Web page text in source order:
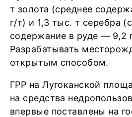
т золота (среднее
г/т) и 1,3 тыс. т серебра
содержание в руде — 9,2
Разрабатывать
открытым способом.
ГРР на Лугоканской
на средства
впервые поставлены на